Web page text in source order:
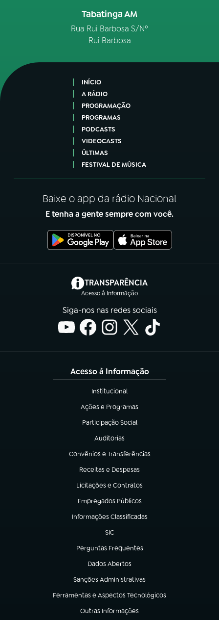
Tabatinga AM
Rua Rui Barbosa S/Nº
Rui Barbosa
INÍCIO
A RÁDIO
PROGRAMAÇÃO
PROGRAMAS
PODCASTS
VIDEOCASTS
ÚLTIMAS
FESTIVAL DE MÚSICA
Baixe o app da rádio Nacional
E tenha a gente sempre com você.
TRANSPARÊNCIA
Acesso à Informação
(abre em nova aba)
Siga-nos nas redes sociais
Acesso à Informação
Institucional
(abre em nova aba)
Ações e Programas
(abre em nova aba)
Participação Social
(abre em nova aba)
Auditorias
(abre em nova aba)
Convênios e Transferências
(abre em nova aba)
Receitas e Despesas
(abre em nova aba)
Licitações e Contratos
(abre em nova aba)
Empregados Públicos
(abre em nova aba)
Informações Classificadas
(abre em nova aba)
SIC
(abre em nova aba)
Perguntas Frequentes
(abre em nova aba)
Dados Abertos
(abre em nova aba)
Sanções Administrativas
(abre em nova aba)
Ferramentas e Aspectos Tecnológicos
(abre em nova aba)
Outras Informações
(abre em nova aba)